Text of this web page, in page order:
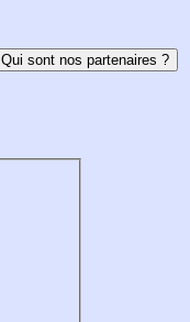
Qui sont nos partenaires ?